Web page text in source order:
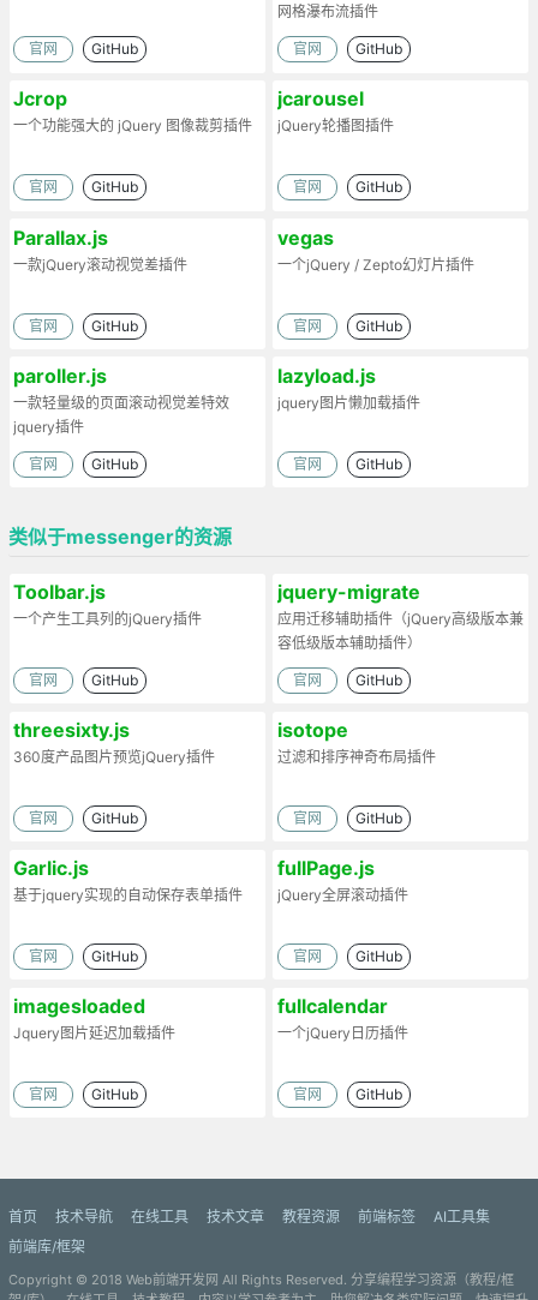
官网 GitHub
网格瀑布流插件
官网 GitHub
Jcrop
一个功能强大的 jQuery 图像裁剪插件
官网 GitHub
jcarousel
jQuery轮播图插件
官网 GitHub
Parallax.js
一款jQuery滚动视觉差插件
官网 GitHub
vegas
一个jQuery / Zepto幻灯片插件
官网 GitHub
paroller.js
一款轻量级的页面滚动视觉差特效
jquery插件
官网 GitHub
lazyload.js
jquery图片懒加载插件
官网 GitHub
类似于messenger的资源
Toolbar.js
一个产生工具列的jQuery插件
官网 GitHub
jquery-migrate
应用迁移辅助插件（jQuery高级版本兼
容低级版本辅助插件）
官网 GitHub
threesixty.js
360度产品图片预览jQuery插件
官网 GitHub
isotope
过滤和排序神奇布局插件
官网 GitHub
Garlic.js
基于jquery实现的自动保存表单插件
官网 GitHub
fullPage.js
jQuery全屏滚动插件
官网 GitHub
imagesloaded
Jquery图片延迟加载插件
官网 GitHub
fullcalendar
一个jQuery日历插件
官网 GitHub
首页 技术导航 在线工具 技术文章 教程资源 前端标签
AI工具集
前端库/框架